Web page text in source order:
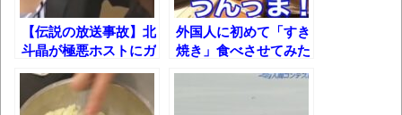
感想
TBS「マツコの知らない世界」スタグル特
集でほとんど紹介されなかったJリーグ…なら
ば自分たちで紹介だ！
【伝説の放送事故】北
斗晶が極悪ホストにガ
チギレした恐怖の瞬
間!!
外国人に初めて「すき
焼き」食べさせてみた
ら感動しすぎて泣きか